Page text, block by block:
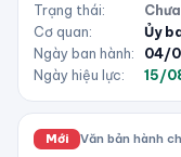
Trạng thái:
Cơ quan:
Ủy
Ngày ban hành:
04/
Ngày hiệu lực:
15/
Mới Văn bản hành